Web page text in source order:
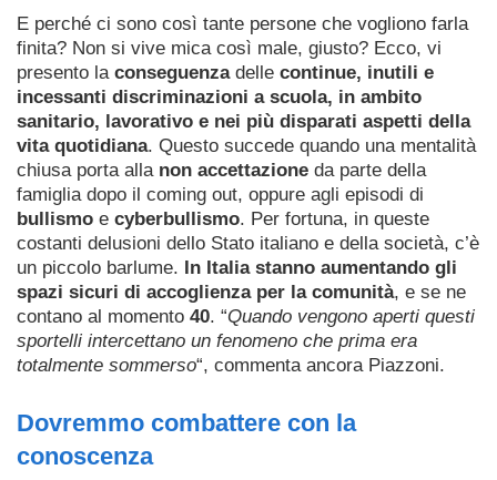
E perché ci sono così tante persone che vogliono farla
finita? Non si vive mica così male, giusto? Ecco, vi
presento la conseguenzadelle continue, inutili e
incessanti discriminazioni a scuola, in ambito
sanitario, lavorativo e nei più disparati aspetti della
vita quotidiana. Questo succede quando una mentalità
chiusa porta alla non accettazione da parte della
famiglia dopo il coming out, oppure agli episodi di
bullismo e cyberbullismo. Per fortuna, in queste
costanti delusioni dello Stato italiano e della società, c’è
un piccolo barlume.
In Italia stanno aumentando gli
spazi sicuri di accoglienza per la comunità, e se ne
contano al momento 40. “Quando vengono aperti questi
sportelli intercettano un fenomeno che prima era
totalmente sommerso“, commenta ancora Piazzoni.
Dovremmo combattere con la
conoscenza